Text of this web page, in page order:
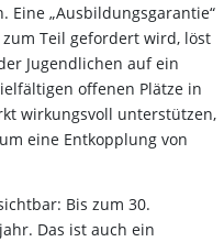
„Ausbildungsgarantie“
Teil gefordert wird, löst
Jugendlichen auf ein
offenen Plätze in
wirkungsvoll unterstützen,
eine Entkopplung von
Bis zum 30.
Das ist auch ein